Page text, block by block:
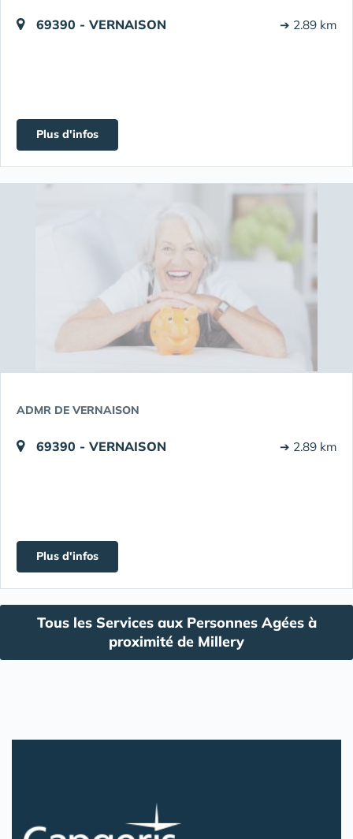
69390 - VERNAISON ➔ 2.89 km
Plus d'infos
ADMR DE VERNAISON
69390 - VERNAISON ➔ 2.89 km
Plus d'infos
Tous les Services aux Personnes Agées à
proximité de Millery